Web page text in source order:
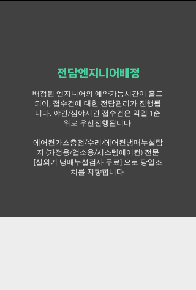
전담엔지니어배정
배정된 엔지니어의 예약가능시간이 홀드
되어, 접수건에 대한 전담관리가 진행됩
니다. ​야간/심야시간 접수건은 익일 1순
위로 우선진행됩니다.
에어컨가스충전/수리/에어컨냉매누설탐
지 (가정용/업소용/시스템에어컨) 전문
[실외기 냉매누설검사 무료] 으로 당일조
치를 지향합니다.